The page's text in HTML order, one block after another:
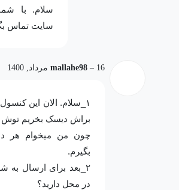
سلام. با
سایت تماس
mallahe98 – 16 مرداد, 1400
۱_سلام. الان این
براش دیسک بخریم توش
چون من میخوام هر
بگیرم.
۲_بعد برای ارسال
در محل دارید؟